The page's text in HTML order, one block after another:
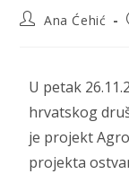
Ana Ćehić
U petak
hrvatskog
je projekt
projekta